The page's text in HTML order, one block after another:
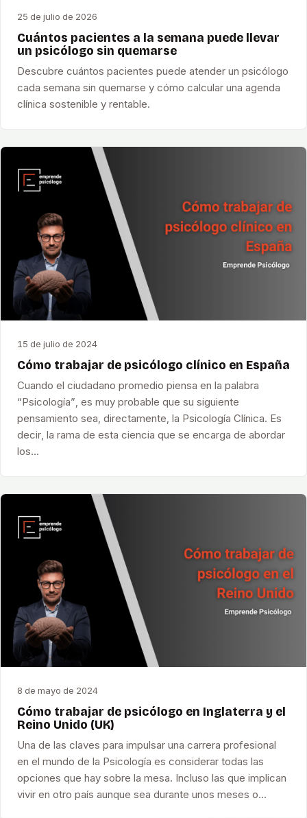
25 de julio de 2026
Cuántos pacientes a la semana puede llevar
un psicólogo sin quemarse
Descubre cuántos pacientes puede atender un psicólogo
cada semana sin quemarse y cómo calcular una agenda
clínica sostenible y rentable.
15 de julio de 2024
Cómo trabajar de psicólogo clínico en España
Cuando el ciudadano promedio piensa en la palabra
“Psicología”, es muy probable que su siguiente
pensamiento sea, directamente, la Psicología Clínica. Es
decir, la rama de esta ciencia que se encarga de abordar
los…
8 de mayo de 2024
Cómo trabajar de psicólogo en Inglaterra y el
Reino Unido (UK)
Una de las claves para impulsar una carrera profesional
en el mundo de la Psicología es considerar todas las
opciones que hay sobre la mesa. Incluso las que implican
vivir en otro país aunque sea durante unos meses o…